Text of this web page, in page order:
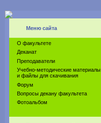
Меню сайта
О факультете
Деканат
Преподаватели
Учебно-методические материалы
и файлы для скачивания
Форум
Вопросы декану факультета
Фотоальбом